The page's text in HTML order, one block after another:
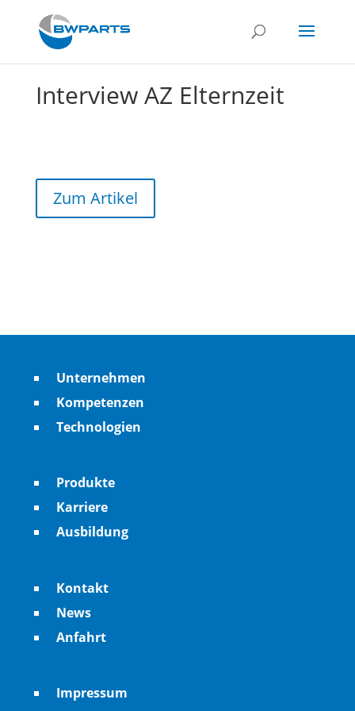
Interview AZ Elternzeit
Zum Artikel
Unternehmen
Kompetenzen
Technologien
Produkte
Karriere
Ausbildung
Kontakt
News
Anfahrt
Impressum